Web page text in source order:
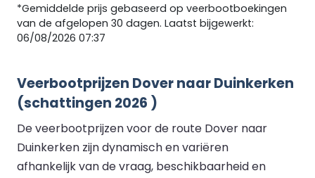
*Gemiddelde prijs gebaseerd op veerbootboekingen
van de afgelopen 30 dagen. Laatst bijgewerkt:
06/08/2026 07:37
Veerbootprijzen Dover naar Duinkerken
(schattingen 2026 )
De veerbootprijzen voor de route Dover naar
Duinkerken zijn dynamisch en variëren
afhankelijk van de vraag, beschikbaarheid en